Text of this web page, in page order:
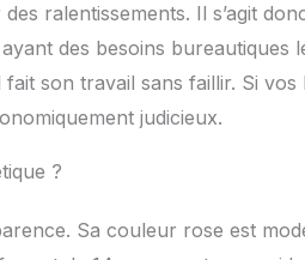
ralentissements. Il s’agit
des besoins bureautiques
son travail sans faillir. Si vos
judicieux.
?
Sa couleur rose est